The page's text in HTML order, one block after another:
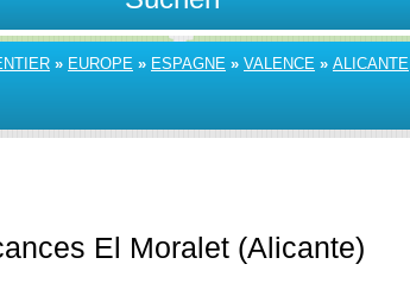
» EUROPE » ESPAGNE » VALENCE » ALICANTE
El Moralet (Alicante)